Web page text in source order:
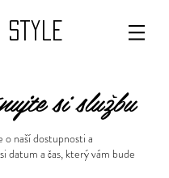
style
si službu
naší dostupnosti a
datum a čas, který vám bude